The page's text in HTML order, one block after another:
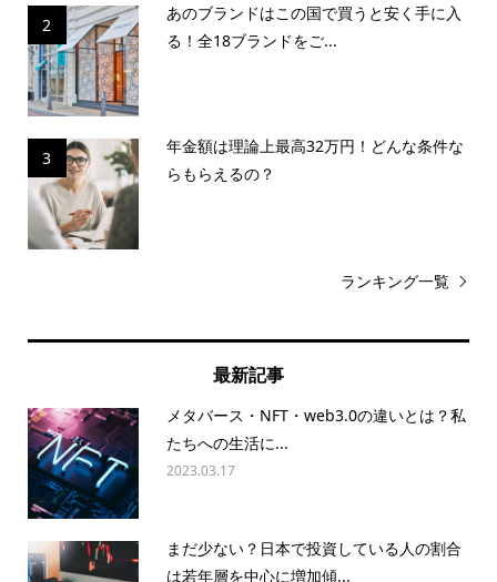
2
あのブランドはこの国で買うと安く手に入
る！全18ブランドをご...
3
年金額は理論上最高32万円！どんな条件な
らもらえるの？
ランキング一覧
最新記事
メタバース・NFT・web3.0の違いとは？私
たちへの生活に...
2023.03.17
まだ少ない？日本で投資している人の割合
は若年層を中心に増加傾...